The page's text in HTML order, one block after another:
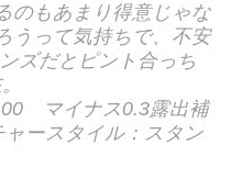
のもあまり得意じゃな
うって気持ちで、不安
ズだとピント合っち
マイナス0.3露出補
ースタイル：スタン